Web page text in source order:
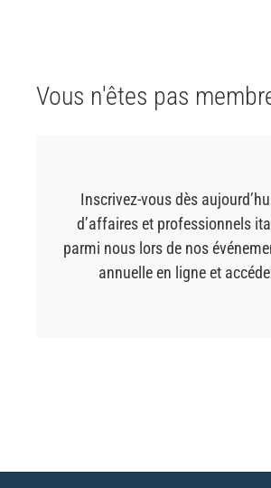
Vous n'êtes pas
Inscrivez-vous dès
d’affaires et professionnels
parmi nous lors de nos
annuelle en ligne et